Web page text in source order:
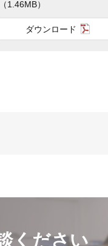
（1.46MB）
ダウンロード
ください